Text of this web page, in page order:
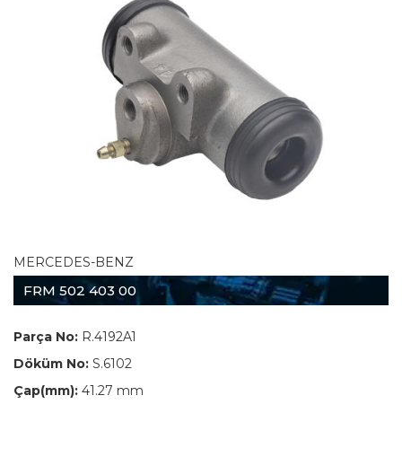
MERCEDES-BENZ
FRM 502 403 00
Parça No: R.4192A1
Döküm No: S.6102
Çap(mm): 41.27 mm